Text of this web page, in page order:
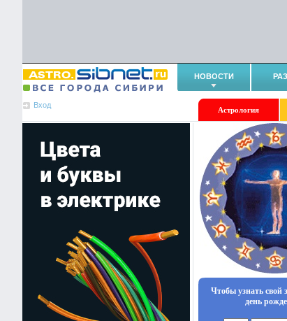
НОВОСТИ
Вход
Астрология
Чтобы узнать свой
день